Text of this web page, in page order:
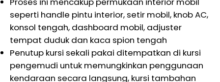
seperti handle pintu interior, setir mobil, knob AC,
konsol tengah, dashboard mobil, adjuster
tempat duduk dan kaca spion tengah
Penutup kursi sekali pakai ditempatkan di kursi
pengemudi untuk memungkinkan penggunaan
kendaraan secara langsung, kursi tambahan